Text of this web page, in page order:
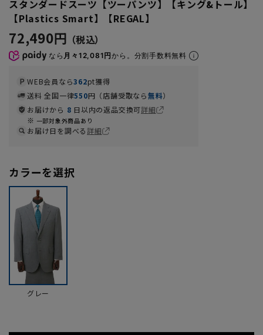
スタンダードスーツ【ツーパンツ】【キング&トール】
【Plastics Smart】【REGAL】
72,490円
なら 月々12,081円から。分割手数料無料
WEB会員なら362pt獲得
送料 全国一律550円（店舗受取なら無料）
お届けから 8 日以内の返品交換可詳細
一部対象外商品あり
お届け日を調べる詳細
カラーを選択
グレー